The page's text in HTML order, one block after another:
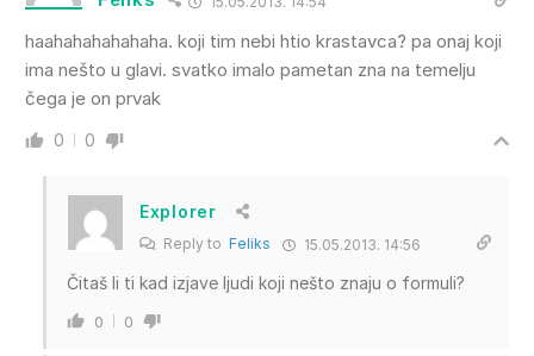
haahahahahahaha. koji tim nebi htio krastavca? pa onaj koji
ima nešto u glavi. svatko imalo pametan zna na temelju
čega je on prvak
0 0
Explorer
Reply to Feliks 15.05.2013. 14:56
Čitaš li ti kad izjave ljudi koji nešto znaju o formuli?
0 0